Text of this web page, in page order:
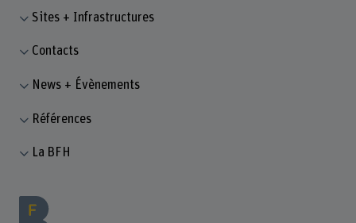
Sites + Infrastructures
Contacts
News + Évènements
Références
La BFH